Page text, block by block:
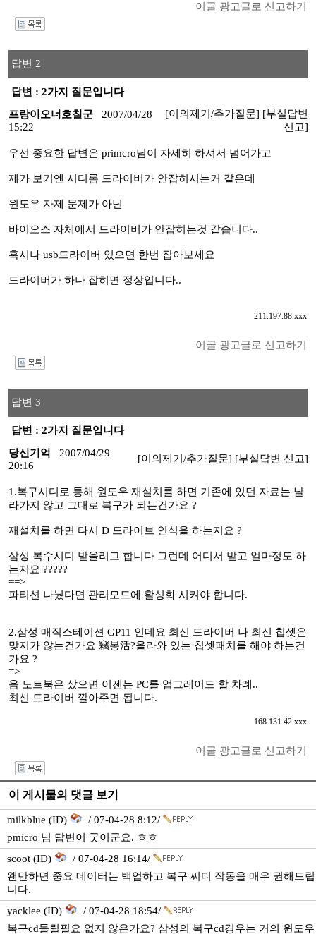
이글 광고글로 신고하기
답변 2
답변 : 2가지 질문입니다
프랑이오너호칠군
2007/04/28
15:22
[이의제기/추가질문] [부실답변
신고]
우선 중요한 답변은 primcro님이 자세히 하셔서 넘어가고
제가 보기엔 시디롬 드라이버가 안잡히시는거 같은데
윈도우 자제 문제가 아닌
바이오스 자체에서 드라이버가 안잡히는것 같습니다..
혹시나 usb드라이버 있으면 한번 잡아보세요
드라이버가 하나 잡히면 정상입니다..
211.197.88.xxx
이글 광고글로 신고하기
답변 3
답변 : 2가지 질문입니다
당신기억
2007/04/29
20:16
[이의제기/추가질문] [부실답변 신고]
1.복구시디로 통해 원도우 재설치를 하면 기존에 있던 자료는 날
라가지 않고 그대로 복구가 되는건가요 ?
재설치를 하면 다시 D 드라이브 인식을 하는지요 ?
삼성 복수시디 받을려고 합니다 그런데 어디서 받고 얼마정도 하
는지요 ?????
==>
파티션 나눴다면 관리모드에 활성화 시켜야 합니다.
2.삼성 매직스테이션 GP11 인데요 최신 드라이버 나 최신 칩셋은
맞지가 않는건가요 竊봉活?올라와 있는 칩셋패치를 해야 하는건
가요 ?
=>
음 노트북은 샀으면 이젠는 PC를 업그레이드 할 차례..
최신 드라이버 깔아주면 됩니다.
168.131.42.xxx
이글 광고글로 신고하기
이 게시물의 댓글 보기
milkblue (ID)
/ 07-04-28 8:12/
pmicro 님 답변이 굿이군요. ㅎㅎ
scoot (ID)
/ 07-04-28 16:14/
왠만하면 중요 데이터는 백업하고 복구 씨디 작동을 매우 권해드립
니다.
yacklee (ID)
/ 07-04-28 18:54/
복구cd돌릴필요 없지 않은가요? 삼성의 복구cd경우는 거의 윈도우